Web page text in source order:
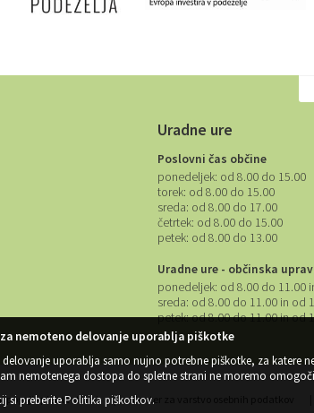
Uradne ure
Poslovni čas občine
ponedeljek: od 8.00 do 15.00
torek: od 8.00 do 15.00
sreda: od 8.00 do 17.00
četrtek: od 8.00 do 15.00
petek: od 8.00 do 13.00
Uradne ure - občinska
ponedeljek: od 8.00 do 11.00
sreda: od 8.00 do 11.00 in od
petek:od 8.00 do 11.00 in od
pogoji spletne strani
| Center za varstvo osebnih podatkov
nemoteno delovanje uporablja piškotke
delovanje uporablja samo nujno potrebne piškotke, za katere
nemotenega dostopa do spletne strani ne moremo
si preberitePolitika piškotkov.